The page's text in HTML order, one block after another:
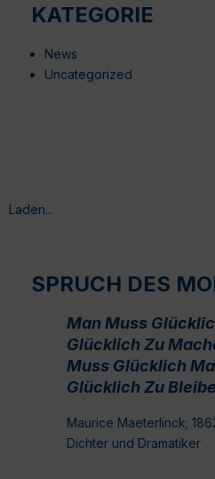
KATEGORIE
News
Uncategorized
Laden...
SPRUCH DES
Man Muss
Glücklich Zu
Muss Glücklich
Glücklich Zu
Maurice Maeterlinck;
Dichter und Dramatiker